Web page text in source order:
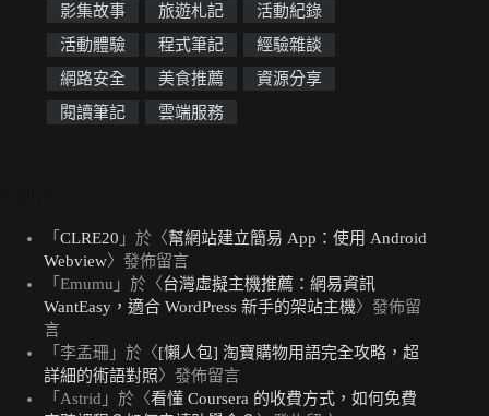
影集故事
旅遊札記
活動紀錄
活動體驗
程式筆記
經驗雜談
網路安全
美食推薦
資源分享
閱讀筆記
雲端服務
「 CLRE20 」於〈幫網站建立簡易 App：使用 Android
Webview〉發佈留言
「 Emumu 」於〈台灣虛擬主機推薦：網易資訊
WantEasy，適合 WordPress 新手的架站主機〉發佈留
言
「 李孟珊 」於〈[懶人包] 淘寶購物用語完全攻略，超
詳細的術語對照〉發佈留言
「 Astrid 」於〈看懂 Coursera 的收費方式，如何免費